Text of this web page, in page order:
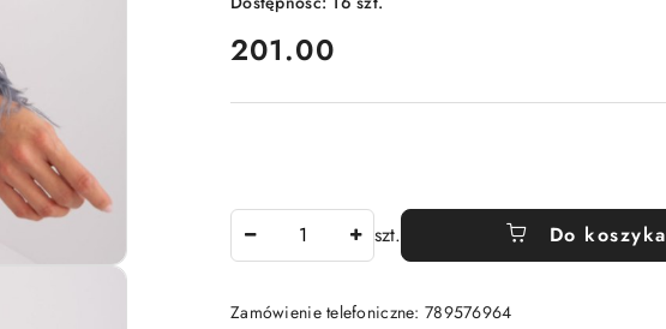
cena:
201.00
szt. Do koszyka
Zamówienie telefoniczne: 789576964